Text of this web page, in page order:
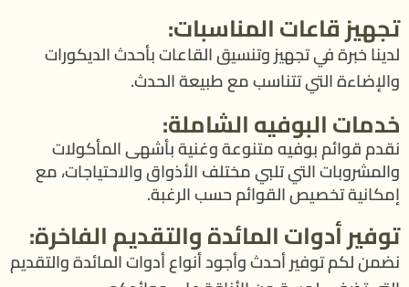
تجهيز قاعات المناسبات:
لدينا خبرة في تجهيز وتنسيق القاعات بأحدث الديكورات
والإضاءة التي تتناسب مع طبيعة الحدث.
خدمات البوفيه الشاملة:
نقدم قوائم بوفيه متنوعة وغنية بأشهى المأكولات
والمشروبات التي تلبي مختلف الأذواق والاحتياجات، مع
إمكانية تخصيص القوائم حسب الرغبة.
توفير أدوات المائدة والتقديم الفاخرة:
نضمن لكم توفير أحدث وأجود أنواع أدوات المائدة والتقديم